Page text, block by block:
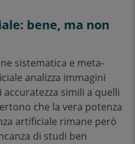
bene, ma non
sistematica e meta-
analizza immagini
simili a quelli
che la vera potenza
artificiale rimane però
di studi ben